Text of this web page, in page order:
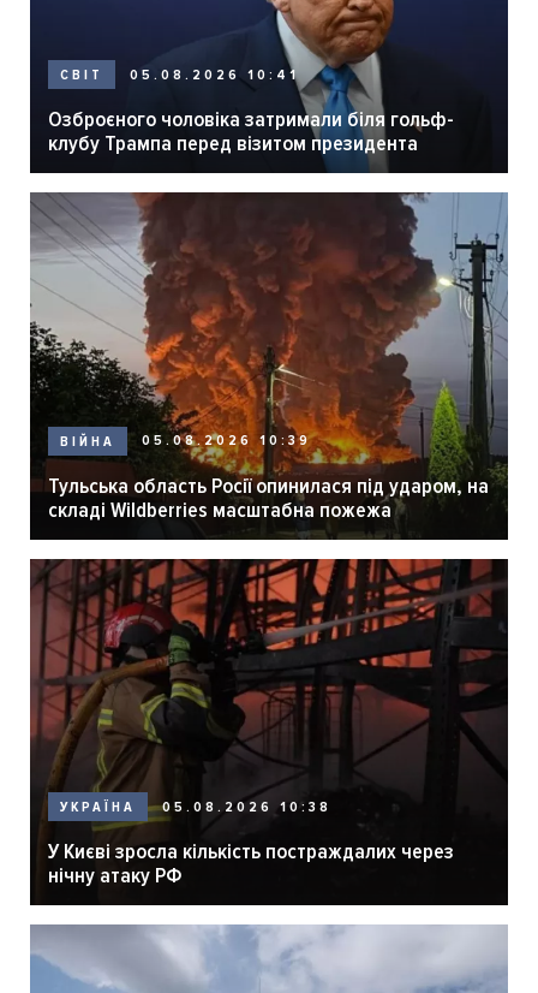
СВІТ 05.08.2026 10:41
Озброєного чоловіка затримали біля гольф-
клубу Трампа перед візитом президента
ВІЙНА 05.08.2026 10:39
Тульська область Росії опинилася під ударом, на
складі Wildberries масштабна пожежа
УКРАЇНА 05.08.2026 10:38
У Києві зросла кількість постраждалих через
нічну атаку РФ